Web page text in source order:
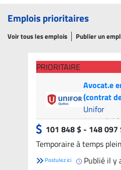
Emplois prioritaires
Voir tous les emplois Publier un
PRIORITAIRE
Avocat.e
(contrat
Unifor
Montréal
candidats
101 848 $ - 148 097
Temporaire à temps plein
Postulez ici Publié il y